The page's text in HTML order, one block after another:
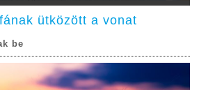
ütközött a vonat
be